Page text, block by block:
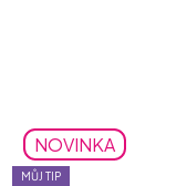
NOVINKA
MŮJ TIP